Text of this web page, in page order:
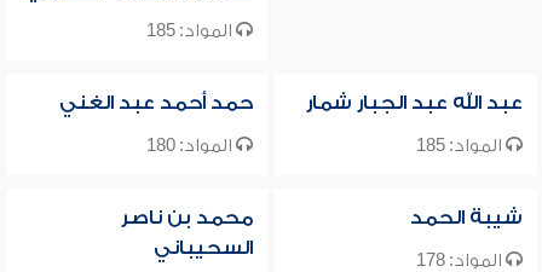
المواد: 185
عبد الله عبد الجبار شمار
المواد: 185
حمد أحمد عبد الغني
المواد: 180
شيبة الحمد
المواد: 178
محمد بن ناصر
السحيباني